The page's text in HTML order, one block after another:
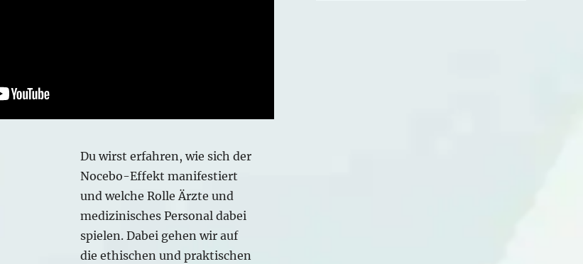
Du wirst erfahren, wie sich der
Nocebo-Effekt manifestiert
und welche Rolle Ärzte und
medizinisches Personal dabei
spielen. Dabei gehen wir auf
die ethischen und praktischen